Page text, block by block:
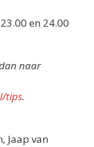
en 24.00
naar
tips.
Jaap van